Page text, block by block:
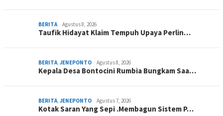
BERITA Agustus 8, 2026
Taufik Hidayat Klaim Tempuh Upaya Perlin…
BERITA, JENEPONTO Agustus 8, 2026
Kepala Desa Bontocini Rumbia Bungkam Saa…
BERITA, JENEPONTO Agustus 7, 2026
Kotak Saran Yang Sepi .Membagun Sistem P…